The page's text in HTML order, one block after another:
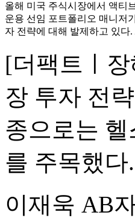
올해 미국 주식시장에서 액티
운용 선임 포트폴리오 매니저
자 전략에 대해 발제하고 있다
[더팩트ㅣ
장 투자 전
종으로는
를 주목했다.
이재욱 AB